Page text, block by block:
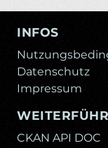
INFOS
Datenschutz
Impressum
CKAN API DOC